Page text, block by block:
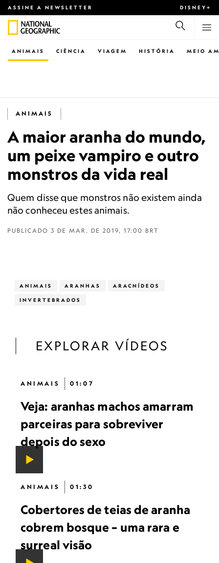
ASSINE A NEWSLETTER DISNEY+
CIÊNCIA VIAGEM
ANIMAIS HISTÓRIA MEIO
ANIMAIS
A maior aranha do mundo,
um peixe vampiro e outro
monstros da vida real
Quem disse que monstros não existem ainda
não conheceu estes animais.
PUBLICADO 3 DE MAR. DE 2019, 17:00 BRT
ANIMAIS ARANHAS ARACNÍDEOS
INVERTEBRADOS
EXPLORAR VÍDEOS
ANIMAIS 01:07
Veja: aranhas machos amarram
parceiras para sobreviver
depois do sexo
ANIMAIS 01:30
Cobertores de teias de aranha
cobrem bosque – uma rara e
surreal visão